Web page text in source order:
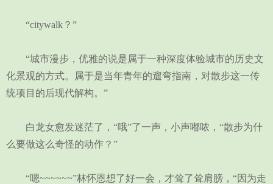
“citywalk？”
“城市漫步，优雅的说是属于一种深度体验城市的历史文
化景观的方式。属于是当年青年的遛弯指南，对散步这一传
统项目的后现代解构。”
白龙女愈发迷茫了，“哦”了一声，小声嘟哝，“散步为什
么要做这么奇怪的动作？”
“嗯~~~~~~”林怀恩想了好一会，才耸了耸肩膀，“因为走